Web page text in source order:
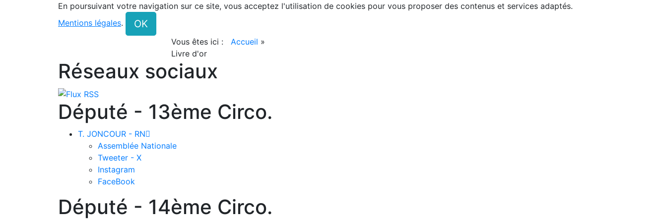
En poursuivant votre navigation sur ce site, vous acceptez l'utilisation de cookies pour vous proposer des contenus et services adaptés.
Mentions légales. OK
Vous êtes ici : Accueil »
Livre d'or
Réseaux sociaux
Député - 13ème Circo.
T. JONCOUR - RN
Assemblée Nationale
Tweeter - X
Instagram
FaceBook
Député - 14ème Circo.